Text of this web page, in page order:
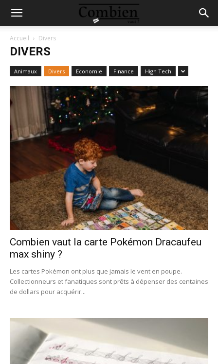
Accueil Divers
DIVERS
Animaux Divers Economie Finance High Tech
Combien vaut la carte Pokémon Dracaufeu
max shiny ?
Les cartes Pokémon ont plus que jamais le vent en poupe.
Collectionneurs et fanatiques sont prêts à dépenser des centaines
de dollars pour acquérir...